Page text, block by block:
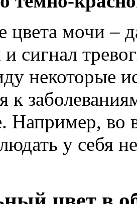
цвета мочи –
и сигнал
некоторые
к
Например,
у себя